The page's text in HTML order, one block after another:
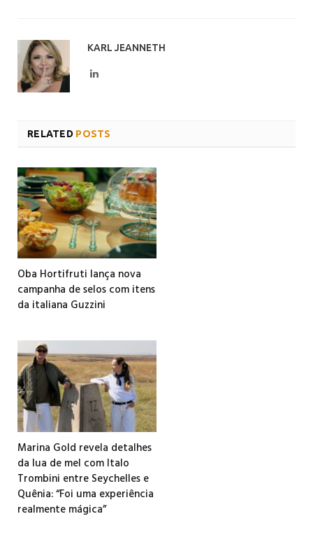
KARL JEANNETH
LinkedIn
RELATED POSTS
Oba Hortifruti lança nova
campanha de selos com itens
da italiana Guzzini
Marina Gold revela detalhes
da lua de mel com Italo
Trombini entre Seychelles e
Quênia: “Foi uma experiência
realmente mágica”